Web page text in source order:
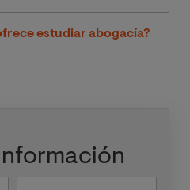
estudiar abogacía?